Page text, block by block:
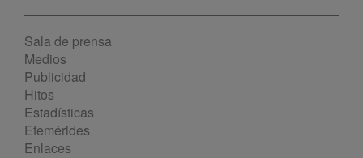
Sala de prensa
Medios
Publicidad
Hitos
Estadísticas
Efemérides
Enlaces